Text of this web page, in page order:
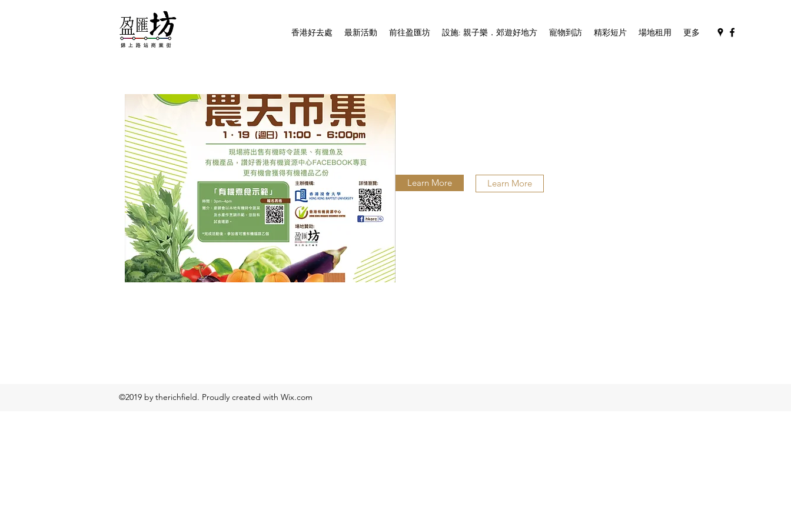
香港好去處 最新活動 前往盈匯坊 設施: 親子樂．郊遊好地方 寵物到訪 精彩短片 場地租用 更多
Learn More Learn More
©2019 by therichfield. Proudly created with Wix.com